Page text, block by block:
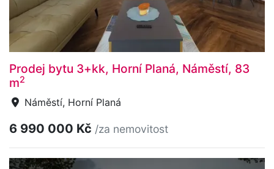
Prodej bytu 3+kk, Horní Planá, Náměstí, 83
m2
Náměstí, Horní Planá
6 990 000 Kč /za nemovitost